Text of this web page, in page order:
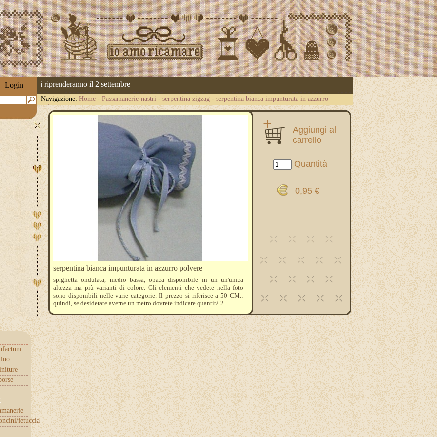
Login riprenderanno il 2 settembre
Navigazione: Home - Passamanerie-nastri - serpentina zigzag - serpentina bianca impunturata in azzurro
polvere
fetuccia
Aggiungi al
carrello
Quantità
0,95 €
serpentina bianca impunturata in azzurro polvere
spighetta ondulata, medio bassa, opaca disponibile in un un'unica
altezza ma più varianti di colore. Gli elementi che vedete nella foto
sono disponibili nelle varie categorie. Il prezzo si riferisce a 50 CM.;
quindi, se desiderate averne un metro dovrete indicare quantità 2